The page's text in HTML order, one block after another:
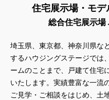
住宅展示場・モデ
総合住宅展示場
埼玉県、東京都、神奈川県な
するハウジングステージでは
ームのことまで、戸建て住宅
いたします。実績豊富な一流
ご見学・ご相談をはじめ、土